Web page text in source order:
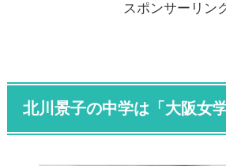
スポンサーリン
北川景子の中学は「大阪女